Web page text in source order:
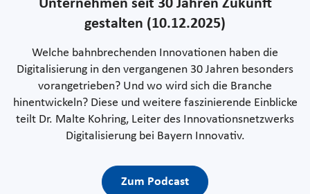
Unternehmen seit 30 Jahren Zukunft
gestalten (10.12.2025)
Welche bahnbrechenden Innovationen haben die
Digitalisierung in den vergangenen 30 Jahren besonders
vorangetrieben? Und wo wird sich die Branche
hinentwickeln? Diese und weitere faszinierende Einblicke
teilt Dr. Malte Kohring, Leiter des Innovationsnetzwerks
Digitalisierung bei Bayern Innovativ.
Zum Podcast